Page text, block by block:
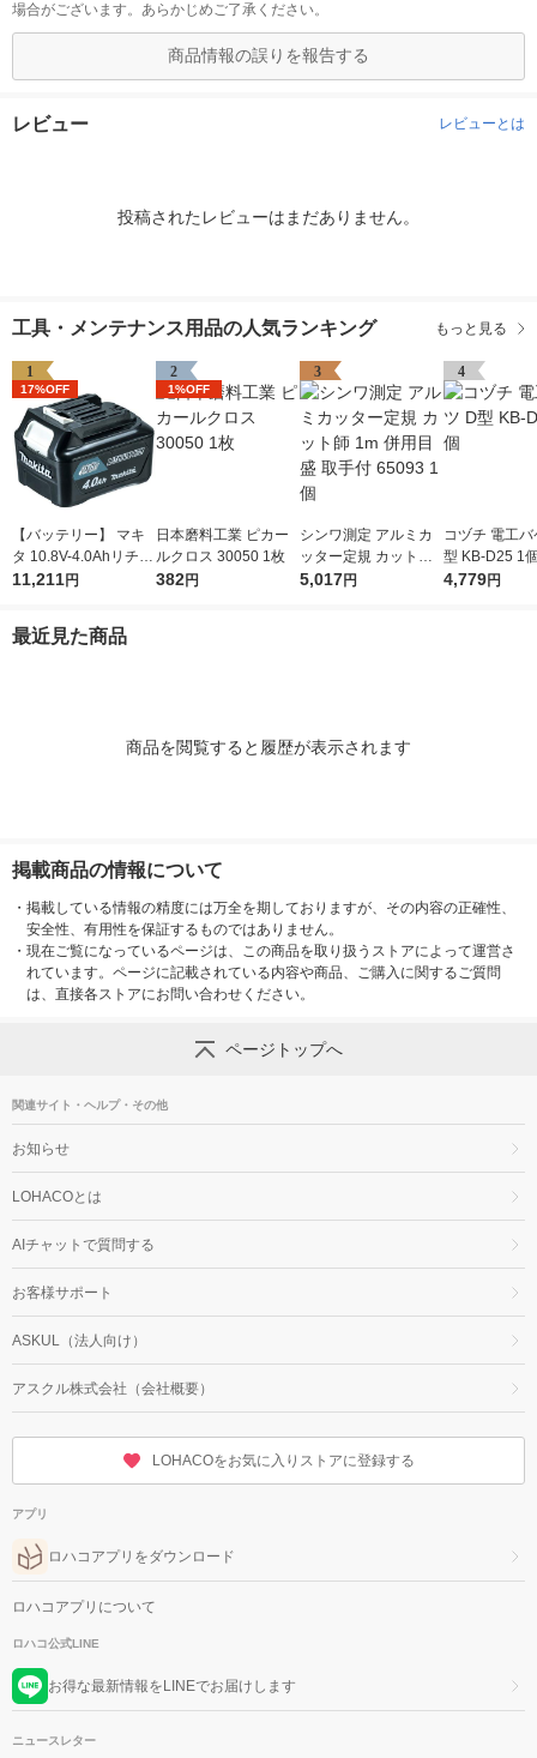
場合がございます。あらかじめご了承ください。
商品情報の誤りを報告する
レビュー レビューとは
投稿されたレビューはまだありません。
工具・メンテナンス用品の人気ランキング もっと見る
1
17%OFF
【バッテリー】 マキ
タ 10.8V-4.0Ahリチウ
ムイオンバッテリ A-5
11,211円
2
1%OFF
日本磨料工業 ピカー
ルクロス 30050 1枚
382円
3
シンワ測定 アルミカ
ッター定規 カット師
1m 併用目盛 取手付 6
5,017円
4
コヅチ 電工
型 KB-D25 1
4,779円
最近見た商品
商品を閲覧すると履歴が表示されます
掲載商品の情報について
・ 掲載している情報の精度には万全を期しておりますが、その内容の正確性、
安全性、有用性を保証するものではありません。
・ 現在ご覧になっているページは、この商品を取り扱うストアによって運営さ
れています。ページに記載されている内容や商品、ご購入に関するご質問
は、直接各ストアにお問い合わせください。
ページトップへ
関連サイト・ヘルプ・その他
お知らせ
LOHACOとは
AIチャットで質問する
お客様サポート
ASKUL（法人向け）
アスクル株式会社（会社概要）
LOHACOをお気に入りストアに登録する
アプリ
ロハコアプリをダウンロード
ロハコアプリについて
ロハコ公式LINE
お得な最新情報をLINEでお届けします
ニュースレター